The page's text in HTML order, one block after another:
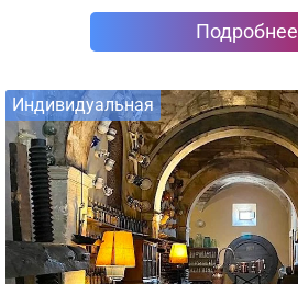
Подробнее
Индивидуальная